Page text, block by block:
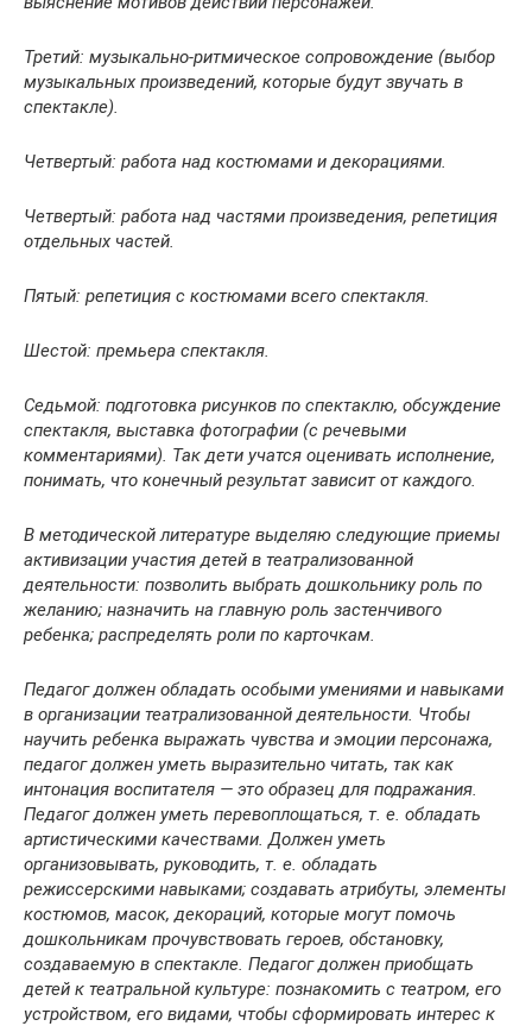
Третий: музыкально-ритмическое сопровождение (выбор
музыкальных произведений, которые будут звучать в
спектакле).
Четвертый: работа над костюмами и декорациями.
Четвертый: работа над частями произведения, репетиция
отдельных частей.
Пятый: репетиция с костюмами всего спектакля.
Шестой: премьера спектакля.
Седьмой: подготовка рисунков по спектаклю, обсуждение
спектакля, выставка фотографии (с речевыми
комментариями). Так дети учатся оценивать исполнение,
понимать, что конечный результат зависит от каждого.
В методической литературе выделяю следующие приемы
активизации участия детей в театрализованной
деятельности: позволить выбрать дошкольнику роль по
желанию; назначить на главную роль застенчивого
ребенка; распределять роли по карточкам.
Педагог должен обладать особыми умениями и навыками
в организации театрализованной деятельности. Чтобы
научить ребенка выражать чувства и эмоции персонажа,
педагог должен уметь выразительно читать, так как
интонация воспитателя — это образец для подражания.
Педагог должен уметь перевоплощаться, т. е. обладать
артистическими качествами. Должен уметь
организовывать, руководить, т. е. обладать
режиссерскими навыками; создавать атрибуты, элементы
костюмов, масок, декораций, которые могут помочь
дошкольникам прочувствовать героев, обстановку,
создаваемую в спектакле. Педагог должен приобщать
детей к театральной культуре: познакомить с театром, его
устройством, его видами, чтобы сформировать интерес к